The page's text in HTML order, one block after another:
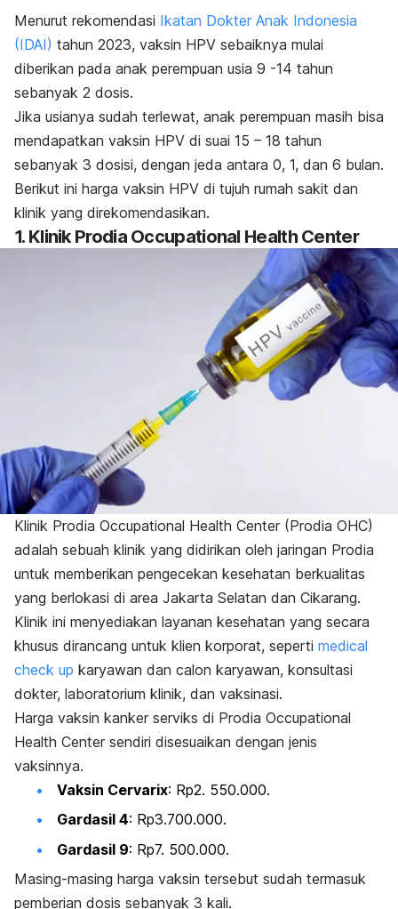
Menurut rekomendasi Ikatan Dokter Anak Indonesia
(IDAI) tahun 2023, vaksin HPV sebaiknya mulai
diberikan pada anak perempuan usia 9 -14 tahun
sebanyak 2 dosis.
Jika usianya sudah terlewat, anak perempuan masih bisa
mendapatkan vaksin HPV di suai 15 – 18 tahun
sebanyak 3 dosisi, dengan jeda antara 0, 1, dan 6 bulan.
Berikut ini harga vaksin HPV di tujuh rumah sakit dan
klinik yang direkomendasikan.
1. Klinik Prodia Occupational Health Center
Klinik Prodia Occupational Health Center (Prodia OHC)
adalah sebuah klinik yang didirikan oleh jaringan Prodia
untuk memberikan pengecekan kesehatan berkualitas
yang berlokasi di area Jakarta Selatan dan Cikarang.
Klinik ini menyediakan layanan kesehatan yang secara
khusus dirancang untuk klien korporat, seperti medical
check up karyawan dan calon karyawan, konsultasi
dokter, laboratorium klinik, dan vaksinasi.
Harga vaksin kanker serviks di Prodia Occupational
Health Center sendiri disesuaikan dengan jenis
vaksinnya.
Vaksin Cervarix: Rp2. 550.000.
Gardasil 4: Rp3.700.000.
Gardasil 9: Rp7. 500.000.
Masing-masing harga vaksin tersebut sudah termasuk
pemberian dosis sebanyak 3 kali.